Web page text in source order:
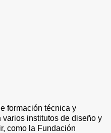
formación técnica y
institutos de diseño y
como la Fundación